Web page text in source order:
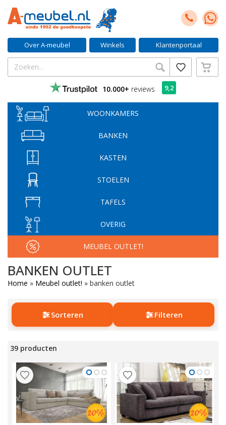
Over A-meubel Winkels Klantenportaal
10.000+ reviews 9,2
WOONKAMERS
BANKEN
KASTEN
STOELEN
TAFELS
OVERIG
MEUBEL OUTLET!
BANKEN OUTLET
Home » Meubel outlet! » banken outlet
Sorteren Filteren
39 producten